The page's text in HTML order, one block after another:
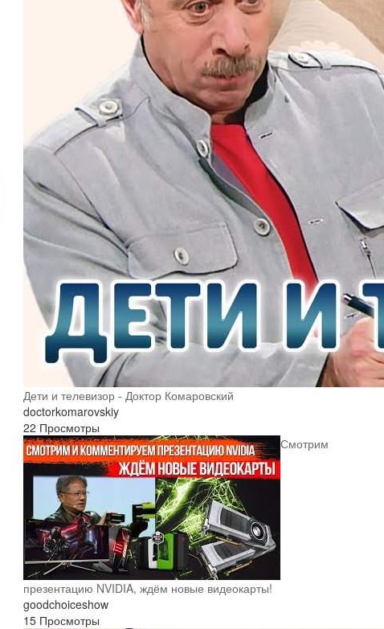
Дети и телевизор - Доктор Комаровский
doctorkomarovskiy
22 Просмотры
Смотрим
презентацию NVIDIA, ждём новые видеокарты!
goodchoiceshow
15 Просмотры